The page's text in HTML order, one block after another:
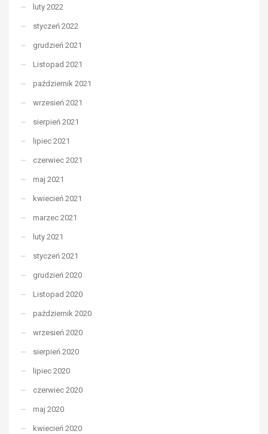
luty 2022
styczeń 2022
grudzień 2021
Listopad 2021
październik 2021
wrzesień 2021
sierpień 2021
lipiec 2021
czerwiec 2021
maj 2021
kwiecień 2021
marzec 2021
luty 2021
styczeń 2021
grudzień 2020
Listopad 2020
październik 2020
wrzesień 2020
sierpień 2020
lipiec 2020
czerwiec 2020
maj 2020
kwiecień 2020